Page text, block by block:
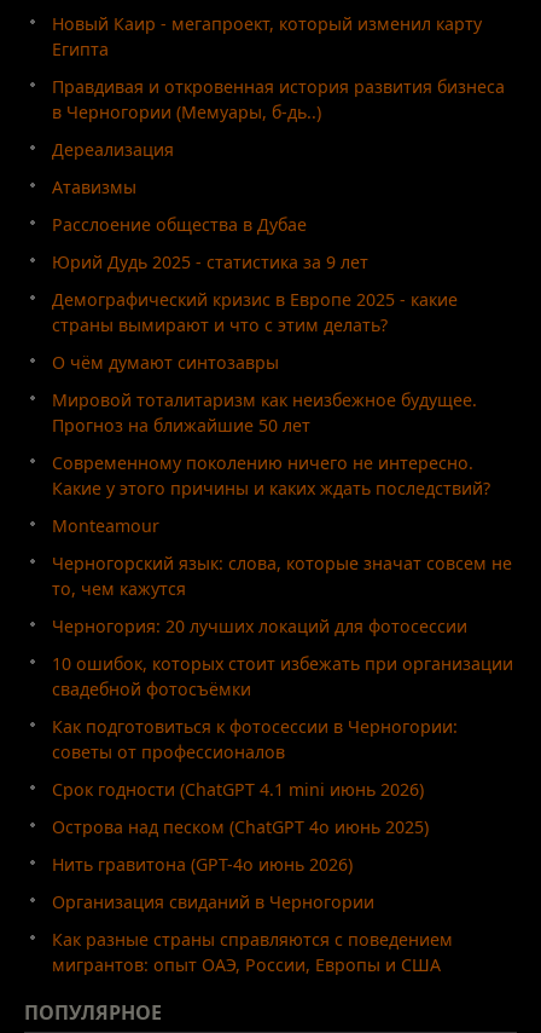
Новый Каир - мегапроект, который изменил карту
Египта
Правдивая и откровенная история развития бизнеса
в Черногории (Мемуары, б-дь..)
Дереализация
Атавизмы
Расслоение общества в Дубае
Юрий Дудь 2025 - статистика за 9 лет
Демографический кризис в Европе 2025 - какие
страны вымирают и что с этим делать?
О чём думают синтозавры
Мировой тоталитаризм как неизбежное будущее.
Прогноз на ближайшие 50 лет
Современному поколению ничего не интересно.
Какие у этого причины и каких ждать последствий?
Monteamour
Черногорский язык: слова, которые значат совсем не
то, чем кажутся
Черногория: 20 лучших локаций для фотосессии
10 ошибок, которых стоит избежать при организации
свадебной фотосъёмки
Как подготовиться к фотосессии в Черногории:
советы от профессионалов
Срок годности (ChatGPT 4.1 mini июнь 2026)
Острова над песком (ChatGPT 4o июнь 2025)
Нить гравитона (GPT-4o июнь 2026)
Организация свиданий в Черногории
Как разные страны справляются с поведением
мигрантов: опыт ОАЭ, России, Европы и США
ПОПУЛЯРНОЕ